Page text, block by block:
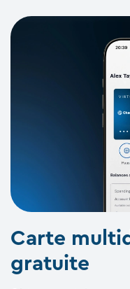
Carte
gratuite